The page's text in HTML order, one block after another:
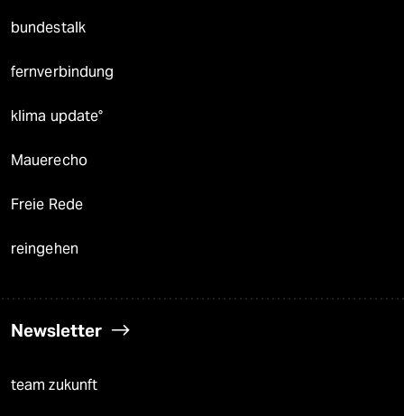
bundestalk
fernverbindung
klima update°
Mauerecho
Freie Rede
reingehen
Newsletter
team zukunft